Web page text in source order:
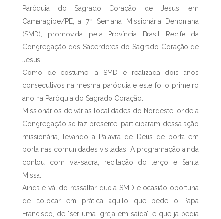
Paróquia do Sagrado Coração de Jesus, em
Camaragibe/PE, a 7ª Semana Missionária Dehoniana
(SMD), promovida pela Província Brasil Recife da
Congregação dos Sacerdotes do Sagrado Coração de
Jesus.
Como de costume, a SMD é realizada dois anos
consecutivos na mesma paróquia e este foi o primeiro
ano na Paróquia do Sagrado Coração.
Missionários de várias localidades do Nordeste, onde a
Congregação se faz presente, participaram dessa ação
missionária, levando a Palavra de Deus de porta em
porta nas comunidades visitadas. A programação ainda
contou com via-sacra, recitação do terço e Santa
Missa.
Ainda é válido ressaltar que a SMD é ocasião oportuna
de colocar em prática aquilo que pede o Papa
Francisco, de "ser uma Igreja em saída", e que já pedia